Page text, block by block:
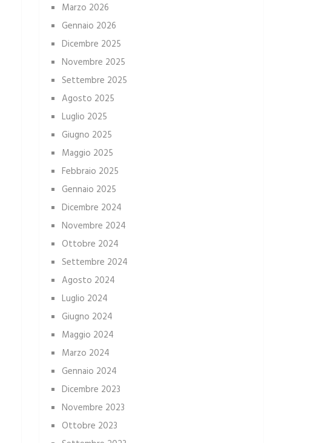
Marzo 2026
Gennaio 2026
Dicembre 2025
Novembre 2025
Settembre 2025
Agosto 2025
Luglio 2025
Giugno 2025
Maggio 2025
Febbraio 2025
Gennaio 2025
Dicembre 2024
Novembre 2024
Ottobre 2024
Settembre 2024
Agosto 2024
Luglio 2024
Giugno 2024
Maggio 2024
Marzo 2024
Gennaio 2024
Dicembre 2023
Novembre 2023
Ottobre 2023